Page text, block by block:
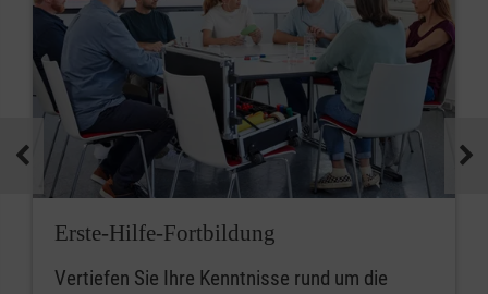
Erste-Hilfe-Fortbildung
Vertiefen Sie Ihre Kenntnisse rund um die